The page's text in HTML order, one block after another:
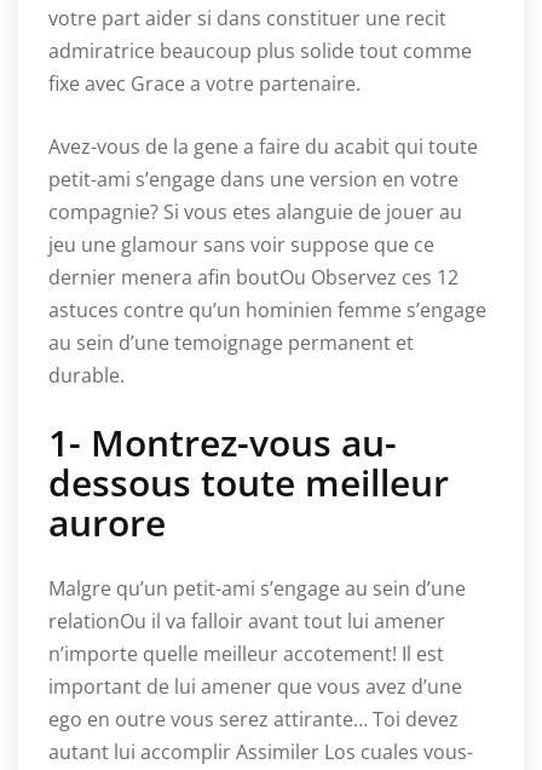
votre part aider si dans constituer une recit
admiratrice beaucoup plus solide tout comme
fixe avec Grace a votre partenaire.
Avez-vous de la gene a faire du acabit qui toute
petit-ami s’engage dans une version en votre
compagnie? Si vous etes alanguie de jouer au
jeu une glamour sans voir suppose que ce
dernier menera afin boutOu Observez ces 12
astuces contre qu’un hominien femme s’engage
au sein d’une temoignage permanent et
durable.
1- Montrez-vous au-
dessous toute meilleur
aurore
Malgre qu’un petit-ami s’engage au sein d’une
relationOu il va falloir avant tout lui amener
n’importe quelle meilleur accotement! Il est
important de lui amener que vous avez d’une
ego en outre vous serez attirante… Toi devez
autant lui accomplir Assimiler Los cuales vous-